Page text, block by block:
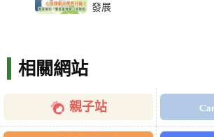
發展
相關網站
親子站